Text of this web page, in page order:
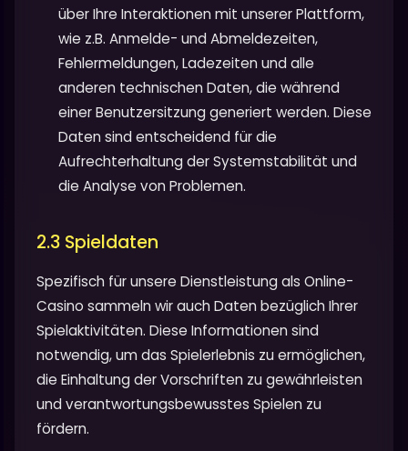
über Ihre Interaktionen mit unserer Plattform,
wie z.B. Anmelde- und Abmeldezeiten,
Fehlermeldungen, Ladezeiten und alle
anderen technischen Daten, die während
einer Benutzersitzung generiert werden. Diese
Daten sind entscheidend für die
Aufrechterhaltung der Systemstabilität und
die Analyse von Problemen.
2.3 Spieldaten
Spezifisch für unsere Dienstleistung als Online-
Casino sammeln wir auch Daten bezüglich Ihrer
Spielaktivitäten. Diese Informationen sind
notwendig, um das Spielerlebnis zu ermöglichen,
die Einhaltung der Vorschriften zu gewährleisten
und verantwortungsbewusstes Spielen zu
fördern.